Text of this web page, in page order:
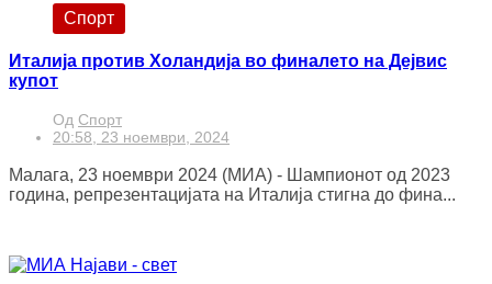
Спорт
Италија против Холандија во финалето на Дејвис
купот
Од Спорт
20:58, 23 ноември, 2024
Малага, 23 ноември 2024 (МИА) - Шампионот од 2023
година, репрезентацијата на Италија стигна до фина...